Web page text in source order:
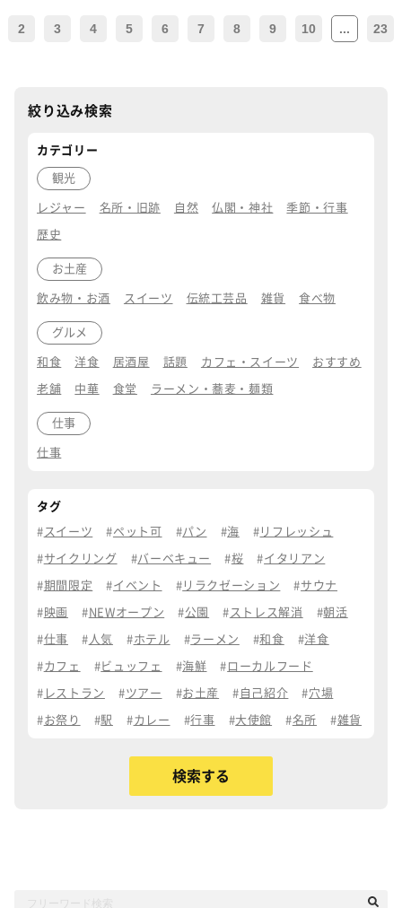
2 3 4 5 6 7 8 9 10 ... 23
絞り込み検索
カテゴリー
観光
レジャー 名所・旧跡 自然 仏閣・神社 季節・行事
歴史
お土産
飲み物・お酒 スイーツ 伝統工芸品 雑貨 食べ物
グルメ
和食 洋食 居酒屋 話題 カフェ・スイーツ おすすめ
老舗 中華 食堂 ラーメン・蕎麦・麺類
仕事
仕事
タグ
スイーツ ペット可 パン 海 リフレッシュ
サイクリング バーベキュー 桜 イタリアン
期間限定 イベント リラクゼーション サウナ
映画 NEWオープン 公園 ストレス解消 朝活
仕事 人気 ホテル ラーメン 和食 洋食
カフェ ビュッフェ 海鮮 ローカルフード
レストラン ツアー お土産 自己紹介 穴場
お祭り 駅 カレー 行事 大使館 名所 雑貨